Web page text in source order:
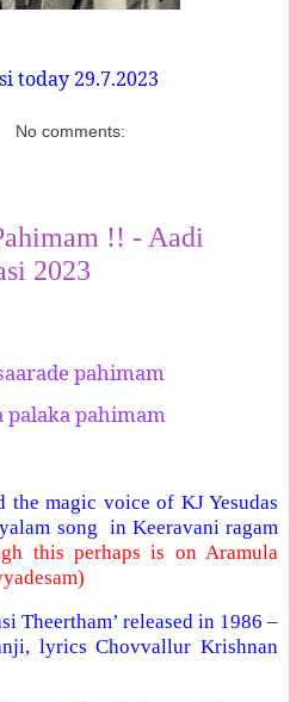
today 29.7.2023
No comments:
!! - Aadi
2023
pahimam
palaka pahimam
magic voice of KJ Yesudas
song in Keeravani ragam
this perhaps is on Aramula
Theertham’ released in 1986 –
lyrics Chovvallur Krishnan